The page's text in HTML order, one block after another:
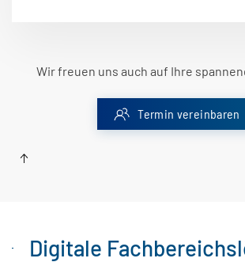
Wir freuen uns auch auf Ihre
Termin vereinbaren
Digitale